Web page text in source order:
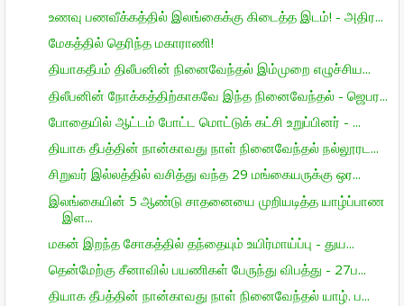
உணவு பணவீக்கத்தில் இலங்கைக்கு கிடைத்த இடம்! - அதிர...
மேகத்தில் தெரிந்த மகாராணி!
தியாகதீபம் திலீபனின் நினைவேந்தல் இம்முறை எழுச்சிய...
திலீபனின் நோக்கத்திற்காகவே இந்த நினைவேந்தல் - ஜெபர...
போதையில் ஆட்டம் போட்ட மொட்டுக் கட்சி உறுப்பினர் - ...
தியாக தீபத்தின் நான்காவது நாள் நினைவேந்தல் நல்லூரட...
சிறுவர் இல்லத்தில் வசித்து வந்த 29 மங்கையருக்கு ஒர...
இலங்கையின் 5 ஆண்டு சாதனையை முறியடித்த யாழ்ப்பாண
இள...
மகன் இறந்த சோகத்தில் தந்தையும் உயிர்மாய்ப்பு - துய...
தென்மேற்கு சீனாவில் பயணிகள் பேருந்து விபத்து - 27ப...
தியாக தீபத்தின் நான்காவது நாள் நினைவேந்தல் யாழ். ப...